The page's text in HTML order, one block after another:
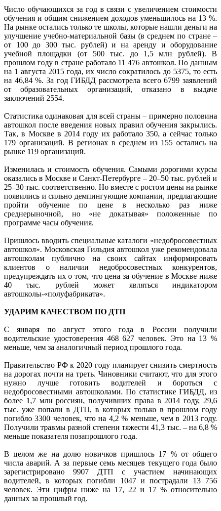
Число обучающихся за год в связи с увеличением стоимости
обучения и общим снижением доходов уменьшилось на 13 %.
На рынке остались только те школы, которые нашли деньги на
улучшение учебно-материальной базы (в среднем по стране –
от 100 до 300 тыс. рублей) и на аренду и оборудование
учебной площадки (от 500 тыс. до 1,5 млн рублей). В
прошлом году в стране работало 11 476 автошкол. По данным
на 1 августа 2015 года, их число сократилось до 5375, то есть
на 46,84 %. За год ГИБДД рассмотрела всего 6799 заявлений
от образовательных организаций, отказано в выдаче
заключений 2554.
Статистика одинаковая для всей страны – примерно половина
автошкол после введения новых правил обучения закрылись.
Так, в Москве в 2014 году их работало 350, а сейчас только
179 организаций. В регионах в среднем из 155 остались на
рынке 119 организаций.
Изменилась и стоимость обучения. Самыми дорогими курсы
оказались в Москве и Санкт-Петербурге – 20–50 тыс. рублей и
25–30 тыс. соответственно. Но вместе с ростом цены на рынке
появились и сильно демпингующие компании, предлагающие
пройти обучение по цене в несколько раз ниже
среднерыночной, но «не докатывая» положенные по
программе часы обучения.
Пришлось вводить специальные каталоги «недобросовестных
автошкол». Московская Гильдия автошкол уже рекомендовала
автошколам публично на своих сайтах информировать
клиентов о наличии недобросовестных конкурентов,
предупреждать их о том, что цена за обучение в Москве ниже
40 тыс. рублей может являться индикатором
автошколы-«полуфабриката».
УДАРИМ КАЧЕСТВОМ ПО ДТП
С января по август этого года в России получили
водительские удостоверения 468 627 человек. Это на 13 %
меньше, чем за аналогичный период прошлого года.
Правительство РФ к 2020 году планирует снизить смертность
на дорогах почти на треть. Чиновники считают, что для этого
нужно лучше готовить водителей и бороться с
недобросовестными автошколами. По статистике ГИБДД, из
более 1,7 млн россиян, получивших права в 2014 году, 29,6
тыс. уже попали в ДТП, в которых только в прошлом году
погибло 3300 человек, что на 4,2 % меньше, чем в 2013 году.
Получили травмы разной степени тяжести 41,3 тыс. – на 6,8 %
меньше показателя позапрошлого года.
В целом же на долю новичков пришлось 17 % от общего
числа аварий. А за первые семь месяцев текущего года было
зарегистрировано 9907 ДТП с участием начинающих
водителей, в которых погибли 1047 и пострадали 13 756
человек. Эти цифры ниже на 17, 22 и 17 % относительно
данных за прошлый год.